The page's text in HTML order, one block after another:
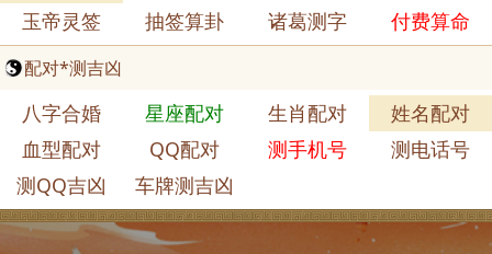
玉帝灵签
抽签算卦 诸葛测字 付费算命
配对*测吉凶
八字合婚 星座配对 生肖配对
姓名配对
血型配对
QQ配对 测手机号
测电话号
测QQ吉凶
车牌测吉凶